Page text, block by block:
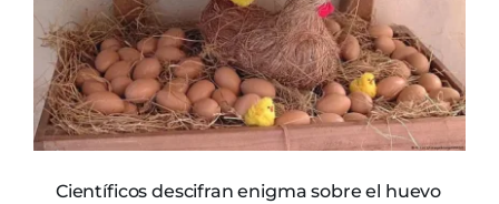
Científicos descifran enigma sobre el huevo